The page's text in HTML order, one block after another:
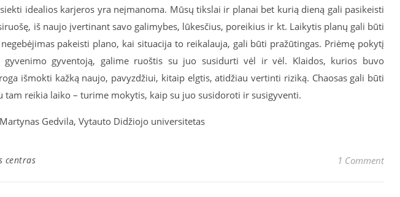
idealios karjeros yra neįmanoma. Mūsų tikslai ir planai bet kurią dieną gali pasikeisti
iš naujo įvertinant savo galimybes, lūkesčius, poreikius ir kt. Laikytis planų gali būti
pakeisti plano, kai situacija to reikalauja, gali būti pražūtingas. Priėmę pokytį
gyventoją, galime ruoštis su juo susidurti vėl ir vėl. Klaidos, kurios buvo
išmokti kažką naujo, pavyzdžiui, kitaip elgtis, atidžiau vertinti riziką. Chaosas gali būti
tam reikia laiko – turime mokytis, kaip su juo susidoroti ir susigyventi.
Gedvila, Vytauto Didžiojo universitetas
centras 1 Comment